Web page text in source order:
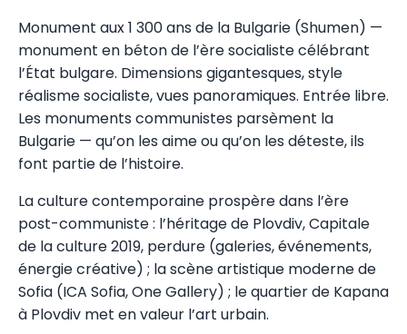
Monument aux 1 300 ans de la Bulgarie (Shumen) —
monument en béton de l’ère socialiste célébrant
l’État bulgare. Dimensions gigantesques, style
réalisme socialiste, vues panoramiques. Entrée libre.
Les monuments communistes parsèment la
Bulgarie — qu’on les aime ou qu’on les déteste, ils
font partie de l’histoire.
La culture contemporaine prospère dans l’ère
post-communiste : l’héritage de Plovdiv, Capitale
de la culture 2019, perdure (galeries, événements,
énergie créative) ; la scène artistique moderne de
Sofia (ICA Sofia, One Gallery) ; le quartier de Kapana
à Plovdiv met en valeur l’art urbain.